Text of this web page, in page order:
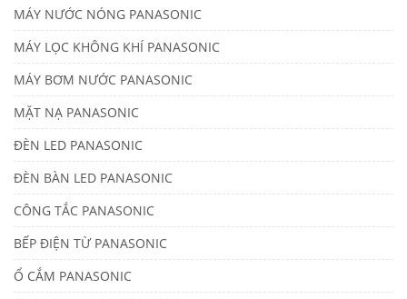
MÁY NƯỚC NÓNG PANASONIC
MÁY LỌC KHÔNG KHÍ PANASONIC
MÁY BƠM NƯỚC PANASONIC
MẶT NẠ PANASONIC
ĐÈN LED PANASONIC
ĐÈN BÀN LED PANASONIC
CÔNG TẮC PANASONIC
BẾP ĐIỆN TỪ PANASONIC
Ổ CẮM PANASONIC